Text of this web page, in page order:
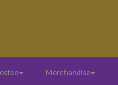
Merchandise